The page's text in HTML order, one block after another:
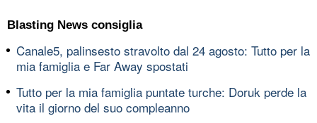
Blasting News consiglia
Canale5, palinsesto stravolto dal 24 agosto: Tutto per la
mia famiglia e Far Away spostati
Tutto per la mia famiglia puntate turche: Doruk perde la
vita il giorno del suo compleanno